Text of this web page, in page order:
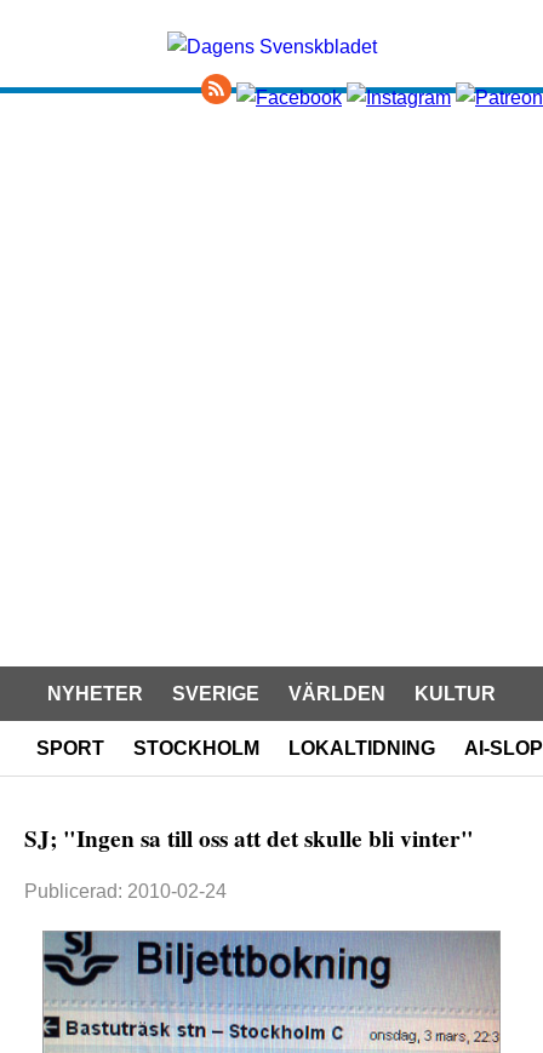
NYHETER SVERIGE VÄRLDEN KULTUR
SPORT STOCKHOLM LOKALTIDNING AI-SLOP
SJ; "Ingen sa till oss att det skulle bli vinter"
Publicerad: 2010-02-24